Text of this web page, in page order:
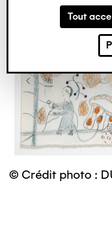
Tout
© Crédit photo :